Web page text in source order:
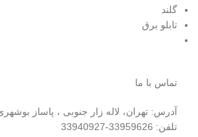
گلند
تابلو برق
تماس با ما
آدرس: تهران، لاله زار جنوبی ، پاساز بوشهری،طبقه
تلفن: 33959626-33940927